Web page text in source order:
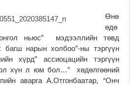
Өнө
өдө
ньюс” мэдээллийн төвд
нарын холбоо”-ны тэргүүн
хүрд” ассиоцацийн тэргүүн
хүн л юм бол…” хөдөлгөөний
аварга А.Отгонбаатар, “Онч